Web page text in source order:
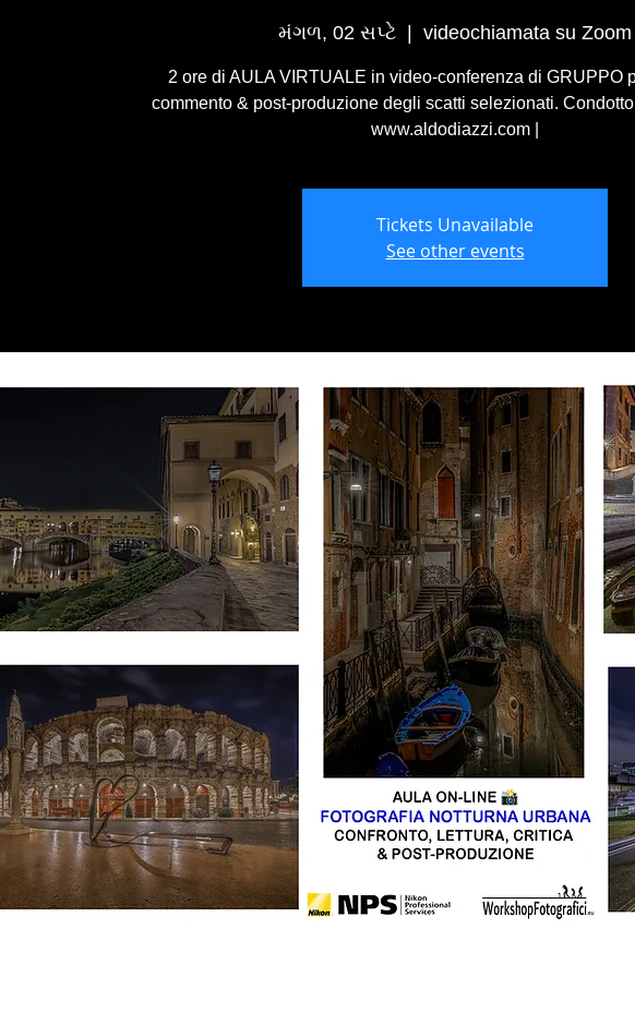
મંગળ, 02 સપ્ટે videochiamata su Zoom
2 ore di AULA VIRTUALE in video-conferenza di GRUPPO
commento & post-produzione degli scatti selezionati. Condotto
www.aldodiazzi.com |
Tickets Unavailable
See other events